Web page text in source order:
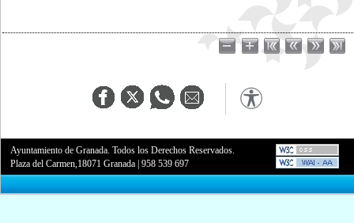
Ayuntamiento de Granada. Todos los Derechos Reservados.
Plaza del Carmen,18071 Granada |958 539 697